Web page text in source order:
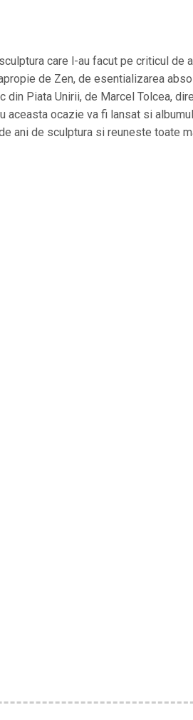
care l-au facut pe criticul de
de Zen, de esentializarea
din Piata Unirii, de Marcel Tolcea,
aceasta ocazie va fi lansat si
ani de sculptura si reuneste toate